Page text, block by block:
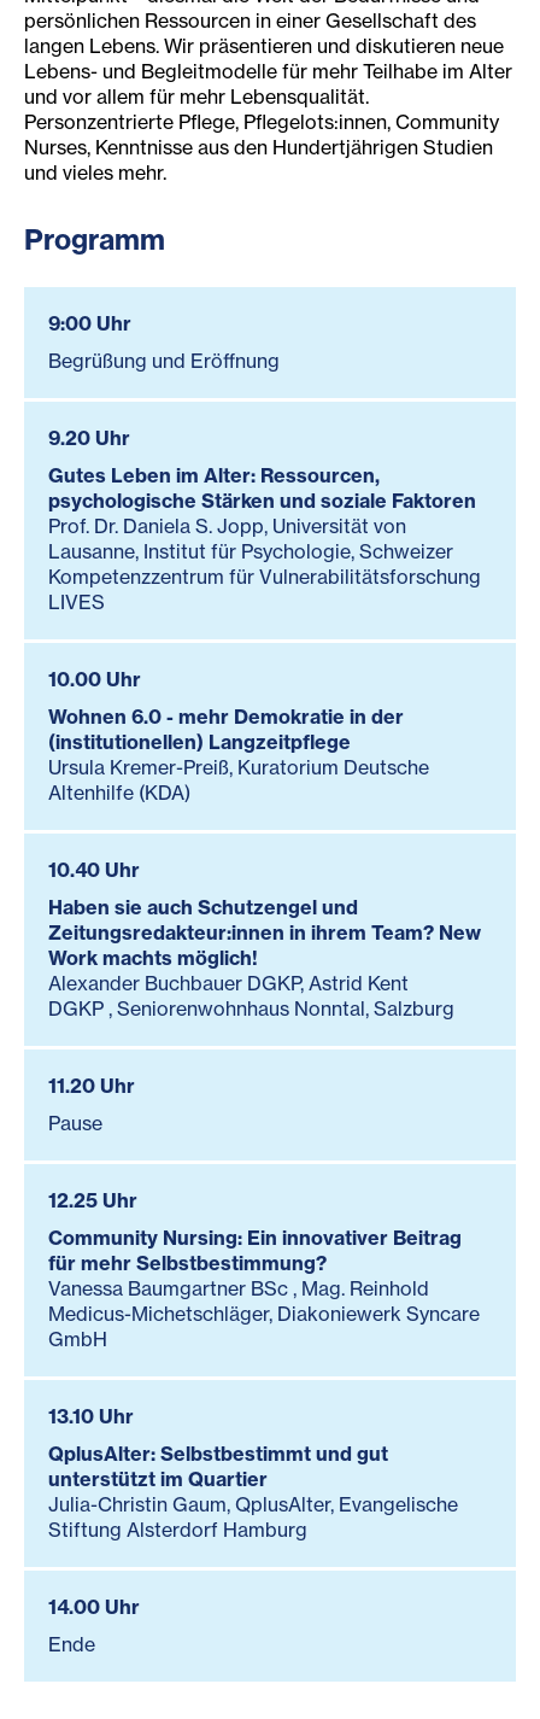
persönlichen Ressourcen in einer Gesellschaft des
langen Lebens. Wir präsentieren und diskutieren neue
Lebens- und Begleitmodelle für mehr Teilhabe im Alter
und vor allem für mehr Lebensqualität.
Personzentrierte Pflege, Pflegelots:innen, Community
Nurses, Kenntnisse aus den Hundertjährigen Studien
und vieles mehr.
Programm
9:00 Uhr
Begrüßung und Eröffnung
9.20 Uhr
Gutes Leben im Alter: Ressourcen,
psychologische Stärken und soziale Faktoren
Prof. Dr. Daniela S. Jopp, Universität von
Lausanne, Institut für Psychologie, Schweizer
Kompetenzzentrum für Vulnerabilitätsforschung
LIVES
10.00 Uhr
Wohnen 6.0 - mehr Demokratie in der
(institutionellen) Langzeitpflege
Ursula Kremer-Preiß, Kuratorium Deutsche
Altenhilfe (KDA)
10.40 Uhr
Haben sie auch Schutzengel und
Zeitungsredakteur:innen in ihrem Team? New
Work machts möglich!
Alexander Buchbauer DGKP, Astrid Kent
DGKP , Seniorenwohnhaus Nonntal, Salzburg
11.20 Uhr
Pause
12.25 Uhr
Community Nursing: Ein innovativer Beitrag
für mehr Selbstbestimmung?
Vanessa Baumgartner BSc , Mag. Reinhold
Medicus-Michetschläger, Diakoniewerk Syncare
GmbH
13.10 Uhr
QplusAlter: Selbstbestimmt und gut
unterstützt im Quartier
Julia-Christin Gaum, QplusAlter, Evangelische
Stiftung Alsterdorf Hamburg
14.00 Uhr
Ende